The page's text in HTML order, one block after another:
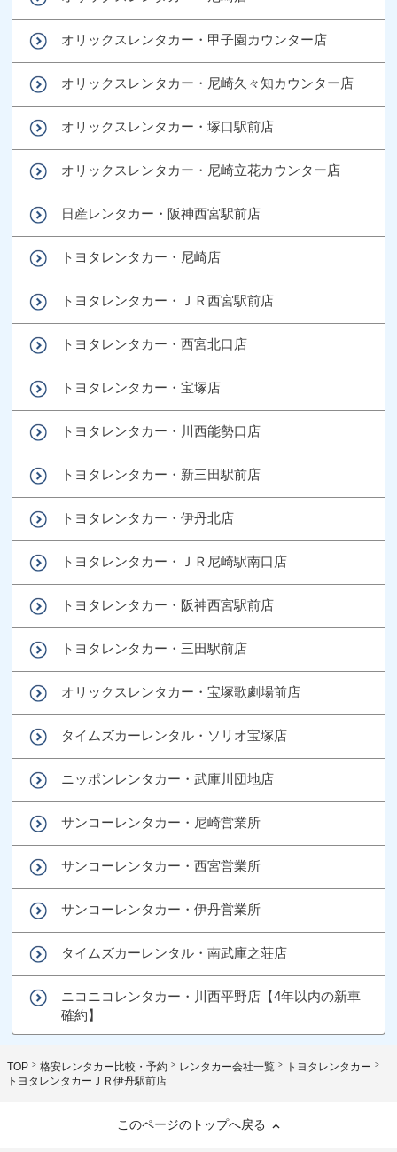
オリックスレンタカー・甲子園カウンター店
オリックスレンタカー・尼崎久々知カウンター店
オリックスレンタカー・塚口駅前店
オリックスレンタカー・尼崎立花カウンター店
日産レンタカー・阪神西宮駅前店
トヨタレンタカー・尼崎店
トヨタレンタカー・ＪＲ西宮駅前店
トヨタレンタカー・西宮北口店
トヨタレンタカー・宝塚店
トヨタレンタカー・川西能勢口店
トヨタレンタカー・新三田駅前店
トヨタレンタカー・伊丹北店
トヨタレンタカー・ＪＲ尼崎駅南口店
トヨタレンタカー・阪神西宮駅前店
トヨタレンタカー・三田駅前店
オリックスレンタカー・宝塚歌劇場前店
タイムズカーレンタル・ソリオ宝塚店
ニッポンレンタカー・武庫川団地店
サンコーレンタカー・尼崎営業所
サンコーレンタカー・西宮営業所
サンコーレンタカー・伊丹営業所
タイムズカーレンタル・南武庫之荘店
ニコニコレンタカー・川西平野店【4年以内の新車
確約】
TOP 格安レンタカー比較・予約 レンタカー会社一覧
トヨタレンタカー
トヨタレンタカーＪＲ伊丹駅前店
このページのトップへ戻る